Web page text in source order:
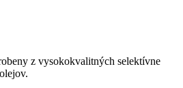
z vysokokvalitných selektívne